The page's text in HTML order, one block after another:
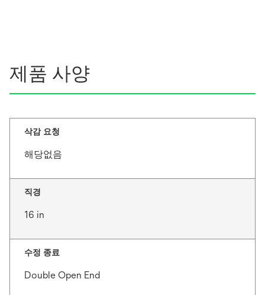
제품 사양
삭감 요청
해당없음
직경
16 in
수정 종료
Double Open End